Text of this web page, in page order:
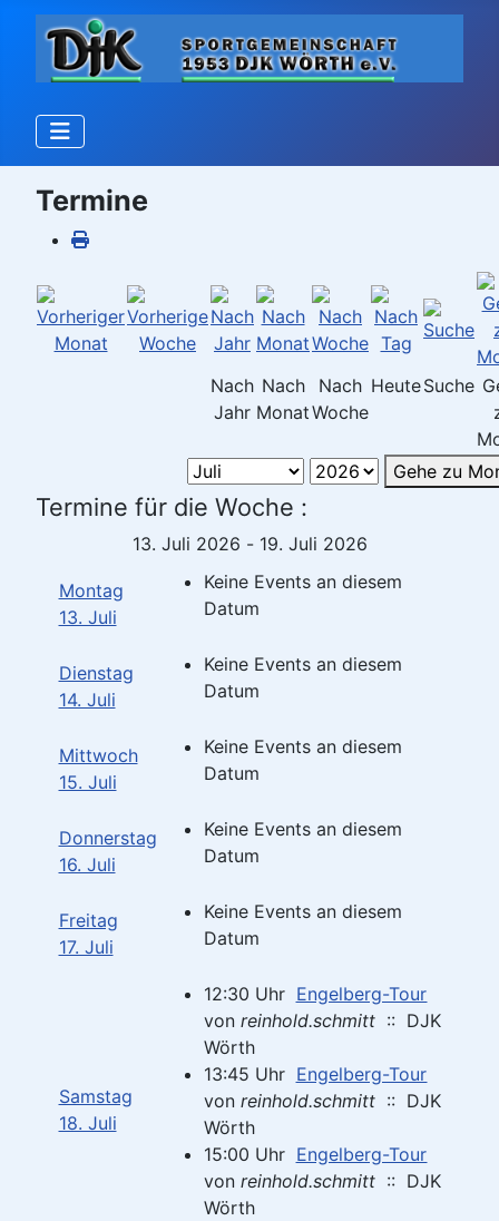
Termine
Nach
Jahr
Nach
Monat
Nach
Woche
HeuteSuche
Gehe zu
Termine für die Woche :
13. Juli 2026 - 19. Juli 2026
Montag
13. Juli
Keine Events an diesem
Datum
Dienstag
14. Juli
Keine Events an diesem
Datum
Mittwoch
15. Juli
Keine Events an diesem
Datum
Donnerstag
16. Juli
Keine Events an diesem
Datum
Freitag
17. Juli
Keine Events an diesem
Datum
Samstag
18. Juli
12:30 Uhr Engelberg-Tour
vonreinhold.schmitt:: DJK
Wörth
13:45 Uhr Engelberg-Tour
vonreinhold.schmitt:: DJK
Wörth
15:00 Uhr Engelberg-Tour
vonreinhold.schmitt:: DJK
Wörth